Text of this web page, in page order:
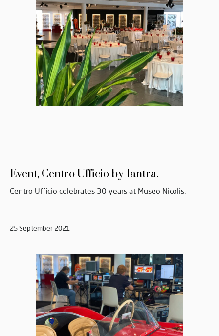
Event, Centro Ufficio by Iantra.
Centro Ufficio celebrates 30 years at Museo Nicolis.
25 September 2021